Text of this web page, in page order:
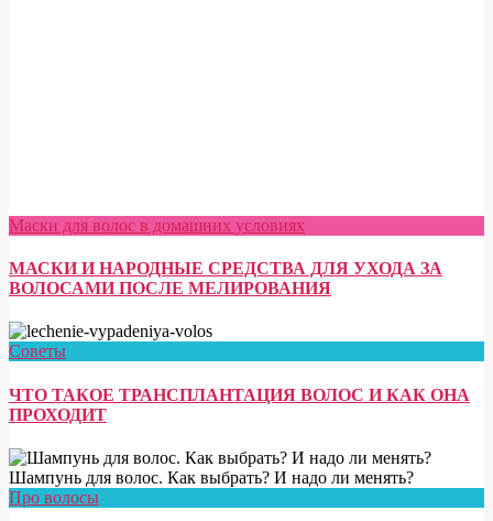
Маски для волос в домашних условиях
МАСКИ И НАРОДНЫЕ СРЕДСТВА ДЛЯ УХОДА ЗА
ВОЛОСАМИ ПОСЛЕ МЕЛИРОВАНИЯ
Советы
ЧТО ТАКОЕ ТРАНСПЛАНТАЦИЯ ВОЛОС И КАК ОНА
ПРОХОДИТ
Про волосы